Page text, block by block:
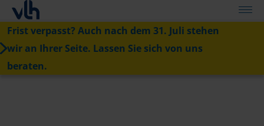
Frist verpasst? Auch nach dem 31. Juli stehen
wir an Ihrer Seite. Lassen Sie sich von uns
beraten.